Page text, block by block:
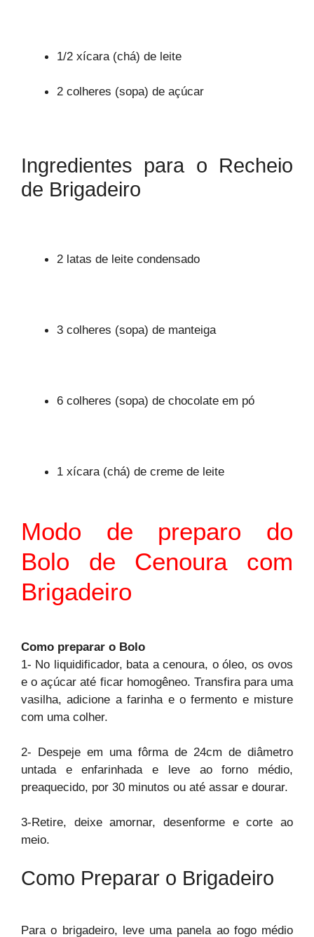
1/2 xícara (chá) de leite
2 colheres (sopa) de açúcar
Ingredientes para o Recheio
de Brigadeiro
2 latas de leite condensado
3 colheres (sopa) de manteiga
6 colheres (sopa) de chocolate em pó
1 xícara (chá) de creme de leite
Modo de preparo do
Bolo de Cenoura com
Brigadeiro
Como preparar o Bolo
1- No liquidificador, bata a cenoura, o óleo, os ovos
e o açúcar até ficar homogêneo. Transfira para uma
vasilha, adicione a farinha e o fermento e misture
com uma colher.
2- Despeje em uma fôrma de 24cm de diâmetro
untada e enfarinhada e leve ao forno médio,
preaquecido, por 30 minutos ou até assar e dourar.
3-Retire, deixe amornar, desenforme e corte ao
meio.
Como Preparar o Brigadeiro
Para o brigadeiro, leve uma panela ao fogo médio